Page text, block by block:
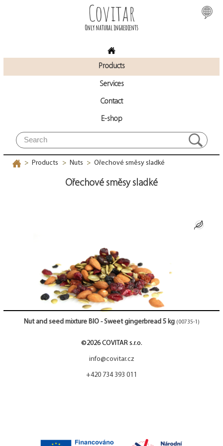
Covitar
Only natural ingredients
Products
Services
Contact
E-shop
> Products > Nuts > Ořechové směsy sladké
Ořechové směsy sladké
Nut and seed mixture BIO - Sweet gingerbread 5 kg (00735-1)
©2026 COVITAR s.r.o.
info@covitar.cz
+420 734 393 011